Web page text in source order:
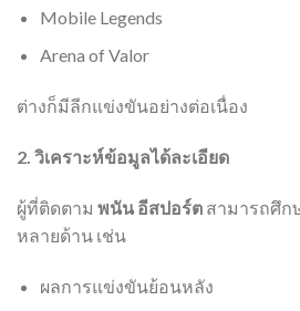
Mobile Legends
Arena of Valor
ต่างก็มีลีกแข่งขันอย่างต่อเนื่อง
2. วิเคราะห์ข้อมูลได้ละเอียด
ผู้ที่ติดตาม พนัน อีสปอร์ต สามารถศึก
หลายด้าน เช่น
ผลการแข่งขันย้อนหลัง